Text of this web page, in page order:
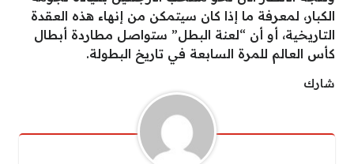
الكبار، لمعرفة ما إذا كان سيتمكن من إنهاء هذه العقدة
التاريخية، أو أن “لعنة البطل” ستواصل مطاردة أبطال
كأس العالم للمرة السابعة في تاريخ البطولة.
شارك